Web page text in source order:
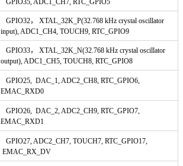
GPIO32， XTAL_32K_P(32.768 kHz crystal oscillator
input), ADC1_CH4, TOUCH9, RTC_GPIO9
GPIO33， XTAL_32K_N(32.768 kHz crystal oscillator
output), ADC1_CH5, TOUCH8, RTC_GPIO8
GPIO25, DAC_1, ADC2_CH8, RTC_GPIO6,
EMAC_RXD0
GPIO26, DAC_2, ADC2_CH9, RTC_GPIO7,
EMAC_RXD1
GPIO27, ADC2_CH7, TOUCH7, RTC_GPIO17,
EMAC_RX_DV